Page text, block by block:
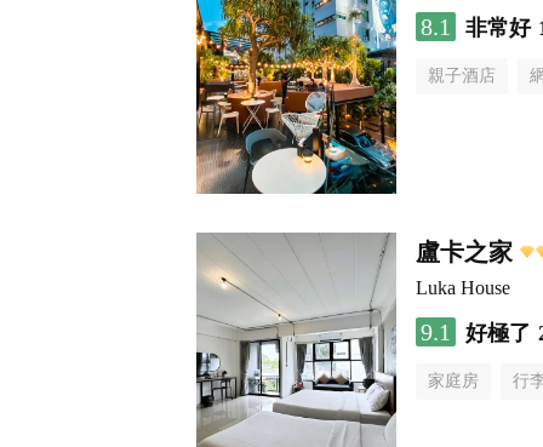
8.1 非常好
親子酒店
盧卡之家
Luka House
9.1 好極了
家庭房 行